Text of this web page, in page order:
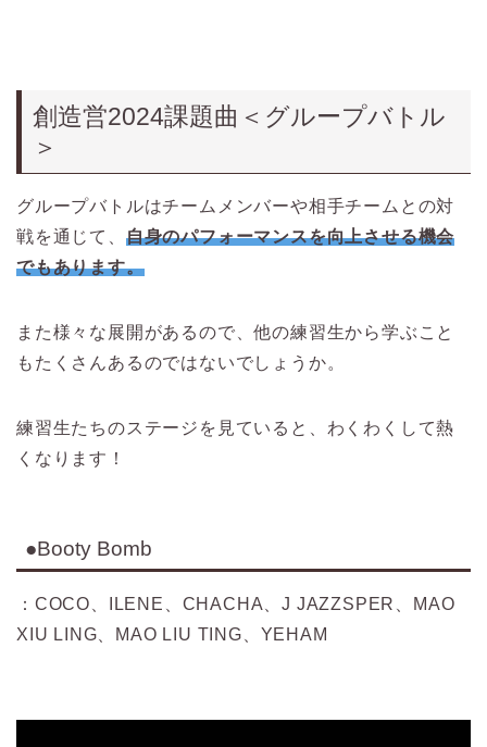
創造営2024課題曲＜グループバトル
＞
グループバトルはチームメンバーや相手チームとの対
戦を通じて、 自身のパフォーマンスを向上させる機会
でもあります。
また様々な展開があるので、他の練習生から学ぶこと
もたくさんあるのではないでしょうか。
練習生たちのステージを見ていると、わくわくして熱
くなります！
●Booty Bomb
：COCO、ILENE、CHACHA、J JAZZSPER、MAO
XIU LING、MAO LIU TING、YEHAM